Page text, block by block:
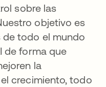
sobre las
objetivo es
todo el mundo
de forma que
la
crecimiento, todo